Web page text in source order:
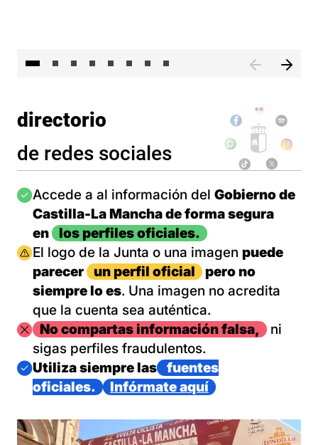
directorio
de redes sociales
Imagen
Accede a al información del Gobierno de
Castilla-La Mancha de forma segura
en
los perfiles oficiales.
Imagen
El logo de la Junta o una imagen puede
parecer
un perfil oficial
pero no
siempre lo es. Una imagen no acredita
que la cuenta sea auténtica.
ImagenNo compartas información falsa,
ni
sigas perfiles fraudulentos.
Imagen
Utiliza siempre las
fuentes
oficiales.
Infórmate aquí